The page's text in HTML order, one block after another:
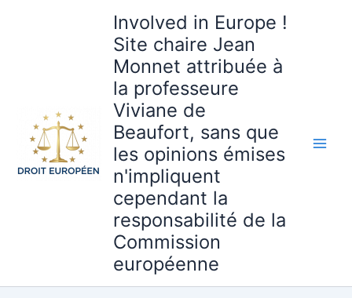
Involved in Europe !
Site chaire Jean
Monnet attribuée à
la professeure
Viviane de
Beaufort, sans que
les opinions émises
n'impliquent
cependant la
responsabilité de la
Commission
européenne